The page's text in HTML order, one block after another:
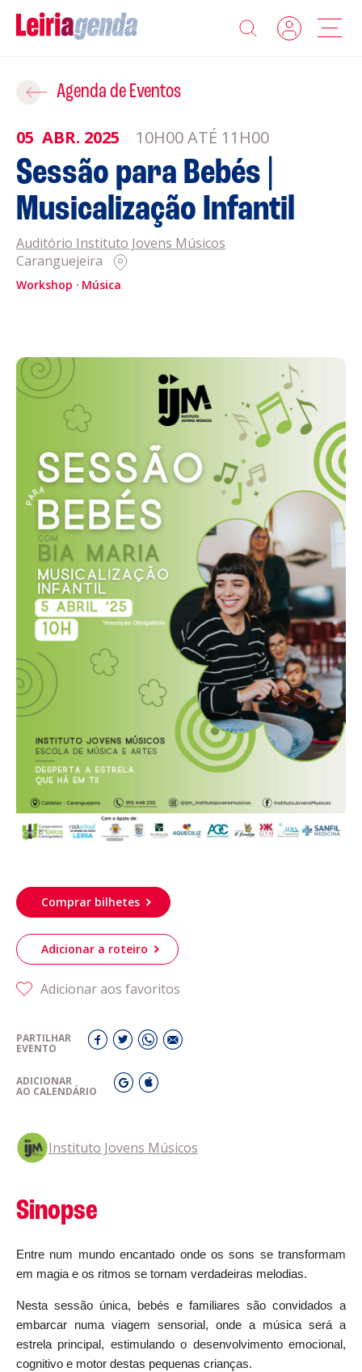
Agenda
Sobre a Leiriagenda
Promotores
Clubes Desportivos
Contactos
Política de Cookies
Acompanhe a Leiria Agenda
DESPORTO
Agenda de Eventos
05 ABR. 2025 10H00 ATÉ 11H00
Sessão para Bebés |
Musicalização Infantil
Auditório Instituto Jovens Músicos
Caranguejeira
Workshop Música
Comprar bilhetes
Adicionar a roteiro
Adicionar aos favoritos
PARTILHAR
EVENTO
ADICIONAR
AO CALENDÁRIO
Instituto Jovens Músicos
Sinopse
Entre num mundo encantado onde os sons se transformam
em magia e os ritmos se tornam verdadeiras melodias.
Nesta sessão única, bebés e familiares são convidados a
embarcar numa viagem sensorial, onde a música será a
estrela principal, estimulando o desenvolvimento emocional,
cognitivo e motor destas pequenas crianças.
Adicionar ao Roteiro
ROTEIROS EXISTENTES
CRIAR NOVO